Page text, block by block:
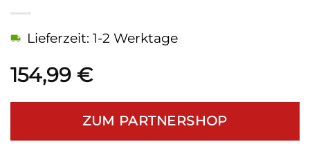
154,99 €
Lieferzeit: 1-2 Werktage
ZUM PARTNERSHOP